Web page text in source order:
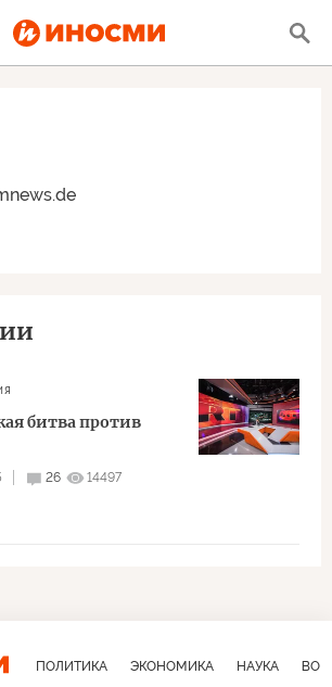
битва против
26 14497
ПОЛИТИКА ЭКОНОМИКА НАУКА